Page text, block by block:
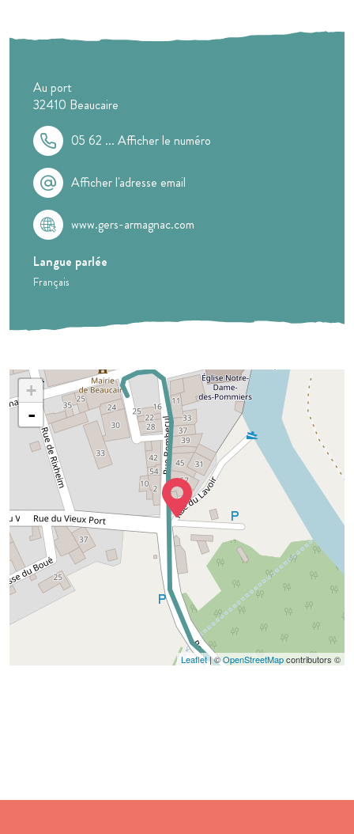
Au port
32410 Beaucaire
05 62 ... Afficher le numéro
Afficher l'adresse email
www.gers-armagnac.com
Langue parlée
Français
+
-
Leaflet| ©OpenStreetMapcontributors ©
TÉLÉCHARGER L'ITINÉRAIRE (GPX)